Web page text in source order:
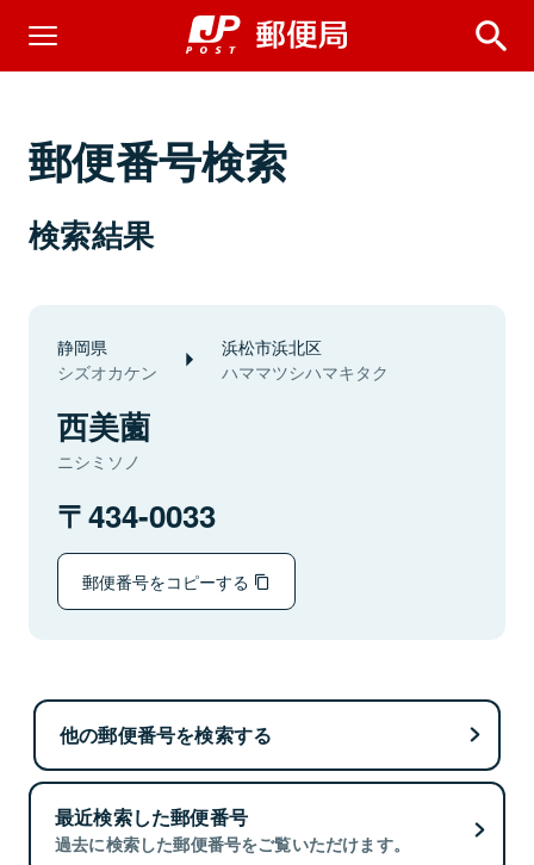
郵便番号検索
検索結果
静岡県
シズオカケン
浜松市浜北区
ハママツシハマキタク
西美薗
ニシミソノ
434-0033
郵便番号をコピーする
他の郵便番号を検索する
最近検索した郵便番号
過去に検索した郵便番号をご覧いただけます。